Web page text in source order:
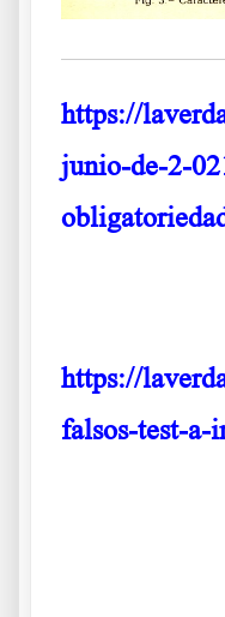
https://
junio-de-2-
https://
falsos-test-a-